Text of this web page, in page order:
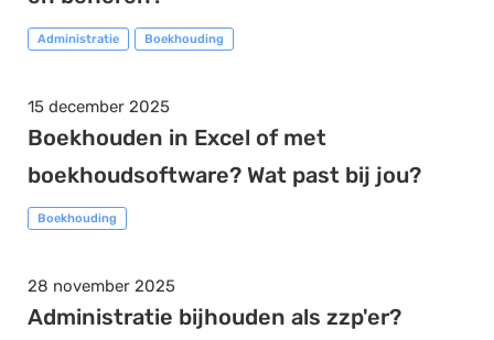
Administratie Boekhouding
15 december 2025
Boekhouden in Excel of met
boekhoudsoftware? Wat past bij jou?
Boekhouding
28 november 2025
Administratie bijhouden als zzp'er?